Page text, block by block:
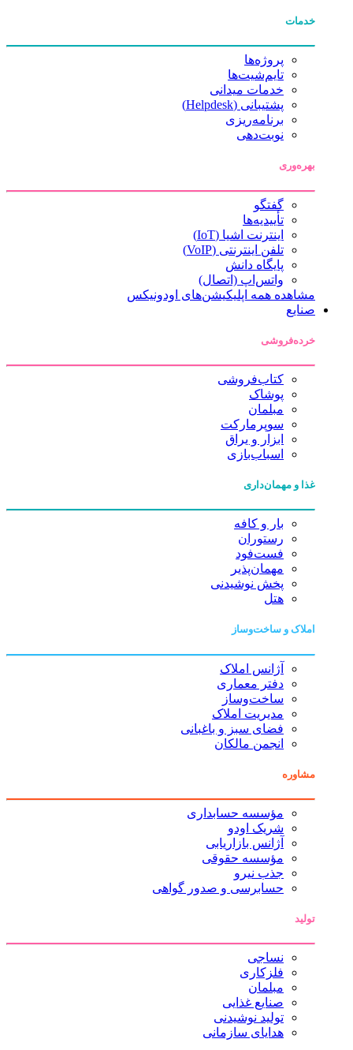
خدمات
پروژه‌ها
تایم‌شیت‌ها
خدمات میدانی
پشتیبانی (Helpdesk)
برنامه‌ریزی
نوبت‌دهی
بهره‌وری
گفتگو
تأییدیه‌ها
اینترنت اشیا (IoT)
تلفن اینترنتی (VoIP)
پایگاه دانش
واتس‌اپ (اتصال)
مشاهده همه اپلیکیشن‌های اودونیکس
صنایع
خرده‌فروشی
کتاب‌فروشی
پوشاک
مبلمان
سوپرمارکت
ابزار و یراق
اسباب‌بازی
غذا و مهمان‌داری
بار و کافه
رستوران
فست‌فود
مهمان‌پذیر
پخش نوشیدنی
هتل
املاک و ساخت‌وساز
آژانس املاک
دفتر معماری
ساخت‌وساز
مدیریت املاک
فضای سبز و باغبانی
انجمن مالکان
مشاوره
مؤسسه حسابداری
شریک اودو
آژانس بازاریابی
مؤسسه حقوقی
جذب نیرو
حسابرسی و صدور گواهی
تولید
نساجی
فلزکاری
مبلمان
صنایع غذایی
تولید نوشیدنی
هدایای سازمانی